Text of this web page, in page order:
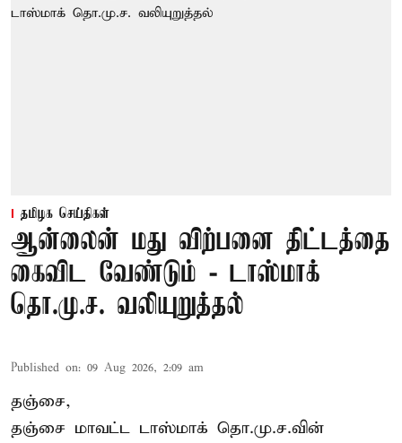
தமிழக செய்திகள்
ஆன்லைன் மது விற்பனை திட்டத்தை
கைவிட வேண்டும் - டாஸ்மாக்
தொ.மு.ச. வலியுறுத்தல்
Published on: 09 Aug 2026, 2:09 am
தஞ்சை,
தஞ்சை மாவட்ட டாஸ்மாக் தொ.மு.ச.வின்